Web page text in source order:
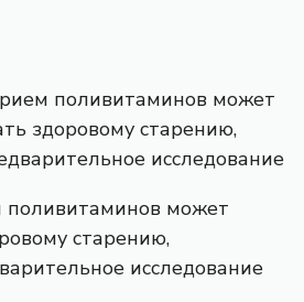
может
старению,
исследование